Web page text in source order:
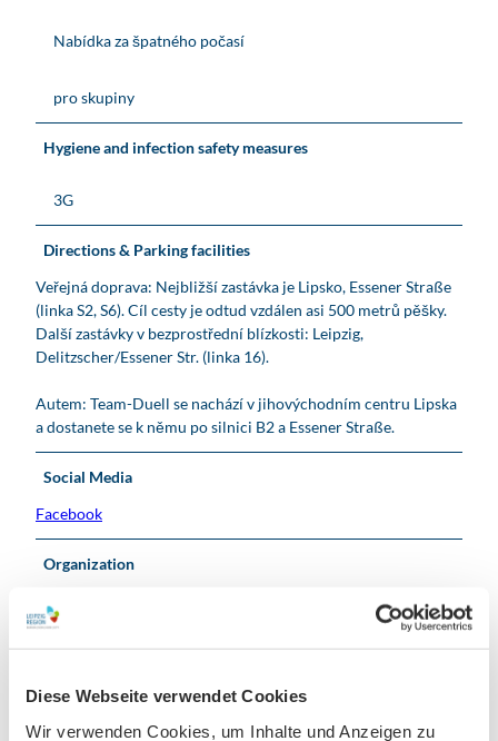
Diese Webseite verwendet Cookies
Wir verwenden Cookies, um Inhalte und Anzeigen zu
Nabídka za špatného počasí
pro skupiny
Hygiene and infection safety measures
3G
Directions & Parking facilities
Veřejná doprava: Nejbližší zastávka je Lipsko, Essener Straße
(linka S2, S6). Cíl cesty je odtud vzdálen asi 500 metrů pěšky.
Další zastávky v bezprostřední blízkosti: Leipzig,
Delitzscher/Essener Str. (linka 16).
Autem: Team-Duell se nachází v jihovýchodním centru Lipska
a dostanete se k němu po silnici B2 a Essener Straße.
Social Media
Facebook
Organization
Leipzig Tourismus und Marketing GmbH
License (master data)
Leipzig Tourismus und Marketing GmbH